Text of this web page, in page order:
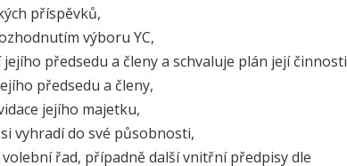
příspěvků,
výboru YC,
předsedu a členy a schvaluje plán její činnosti
předsedu a členy,
jejího majetku,
vyhradí do své působnosti,
řad, případně další vnitřní předpisy dle